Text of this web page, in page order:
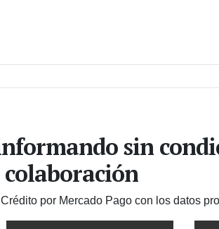
sin
por Mercado Pago con los datos